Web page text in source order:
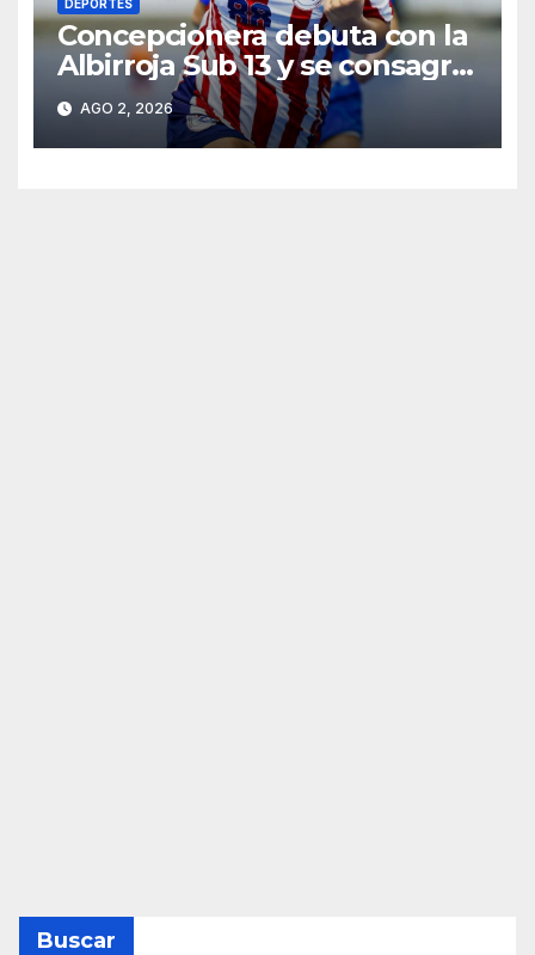
DEPORTES
Concepcionera debuta con la
Albirroja Sub 13 y se consagra
campeona sudamericana
AGO 2, 2026
Buscar